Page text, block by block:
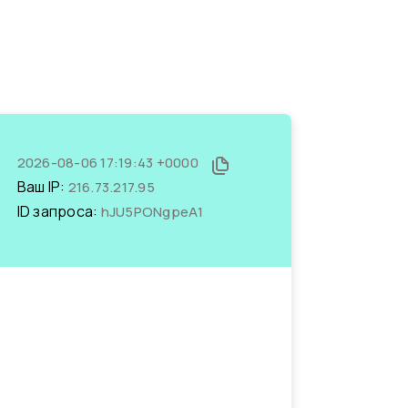
2026-08-06 17:19:43 +0000
Ваш IP: 216.73.217.95
ID запроса: hJU5PONgpeA1